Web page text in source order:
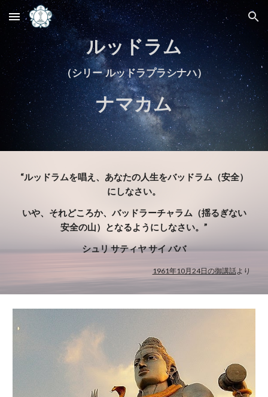
Skip to main content Skip to navigation
ルッドラム
（シリー ルッドラプラシナハ）
ナマカム
“ルッドラムを唱え、あなたの人生をバッドラム（安全）
にしなさい。
いや、それどころか、バッドラーチャラム（揺るぎない
安全の山）となるようにしなさい。”
シュリ サティヤ サイ ババ
1961年10月24日の御講話より